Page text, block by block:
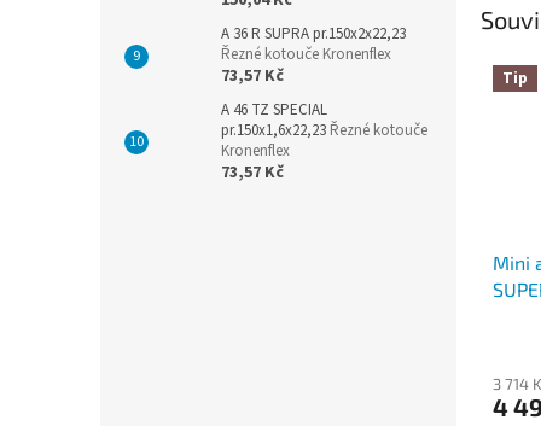
A 36 R SUPRA pr.150x2x22,23
Řezné kotouče Kronenflex
73,57 Kč
A 46 TZ SPECIAL
pr.150x1,6x22,23 Řezné kotouče
Kronenflex
73,57 Kč
Tip
Mini
je
3 714
4